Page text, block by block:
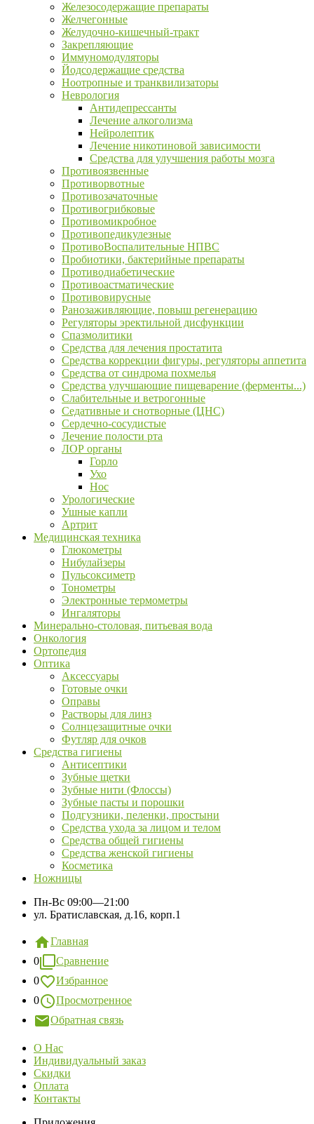
Железосодержащие препараты
Желчегонные
Желудочно-кишечный-тракт
Закрепляющие
Иммуномодуляторы
Йодсодержащие средства
Ноотропные и транквилизаторы
Неврология
Антидепрессанты
Лечение алкоголизма
Нейролептик
Лечение никотиновой зависимости
Средства для улучшения работы мозга
Противоязвенные
Противорвотные
Противозачаточные
Противогрибковые
Противомикробное
Противопедикулезные
ПротивоВоспалительные НПВС
Пробиотики, бактерийные препараты
Противодиабетические
Противоастматические
Противовирусные
Ранозаживляющие, повыш регенерацию
Регуляторы эректильной дисфункции
Спазмолитики
Средства для лечения простатита
Средства коррекции фигуры, регуляторы аппетита
Средства от синдрома похмелья
Средства улучшающие пищеварение (ферменты...)
Слабительные и ветрогонные
Седативные и снотворные (ЦНС)
Сердечно-сосудистые
Лечение полости рта
ЛОР органы
Горло
Ухо
Нос
Урологические
Ушные капли
Артрит
Медицинская техника
Глюкометры
Нибулайзеры
Пульсоксиметр
Тонометры
Электронные термометры
Ингаляторы
Минерально-столовая, питьевая вода
Онкология
Ортопедия
Оптика
Аксессуары
Готовые очки
Оправы
Растворы для линз
Солнцезащитные очки
Футляр для очков
Средства гигиены
Антисептики
Зубные щетки
Зубные нити (Флоссы)
Зубные пасты и порошки
Подгузники, пеленки, простыни
Средства ухода за лицом и телом
Средства общей гигиены
Средства женской гигиены
Косметика
Ножницы
Пн-Вс 09:00—21:00
ул. Братиславская, д.16, корп.1
Главная
0
Сравнение
0
Избранное
0
Просмотренное
Обратная связь
О Нас
Индивидуальный заказ
Скидки
Оплата
Контакты